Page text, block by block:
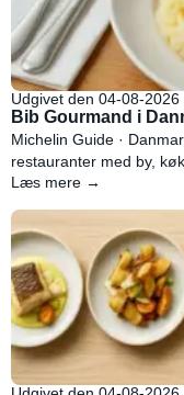
Udgivet den 04-08-2026
Bib Gourmand i
Michelin Guide ·
restauranter med by,
Læs mere →